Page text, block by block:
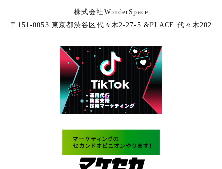
株式会社WonderSpace
〒151-0053 東京都渋谷区代々木2-27-5 &PLACE 代々木202